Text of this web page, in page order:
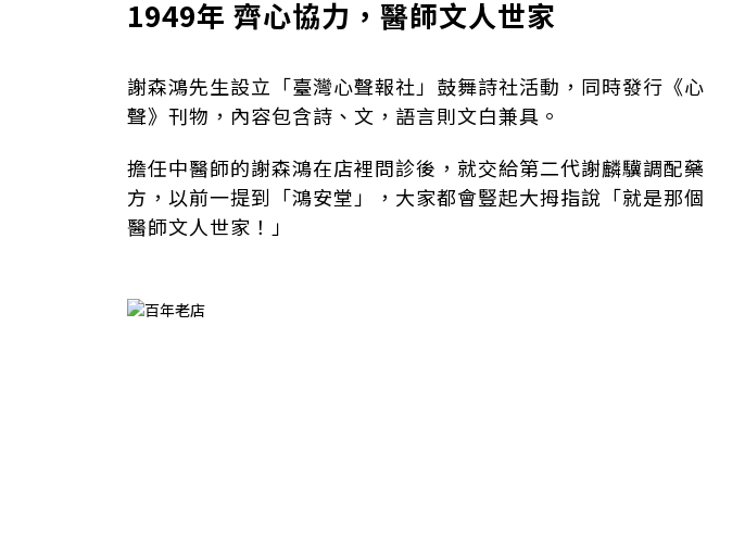
1949年 齊心協力，醫師文人世家
謝森鴻先生設立「臺灣心聲報社」鼓舞詩社活動，同時發行《心
聲》刊物，內容包含詩、文，語言則文白兼具。
擔任中醫師的謝森鴻在店裡問診後，就交給第二代謝麟驥調配藥
方，以前一提到「鴻安堂」，大家都會豎起大拇指說「就是那個
醫師文人世家！」